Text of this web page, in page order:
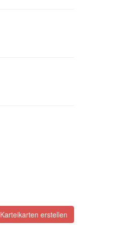
Karteikarten erstellen